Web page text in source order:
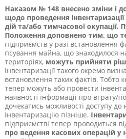
Наказом № 148 внесено зміни і
щодо проведення
дій та/або тимчасової окупації.
Положення доповнено тим, що
підприємств у разі встановлення
псування майна, що знаходилося
територіях, можуть прийняти
інвентаризації такого окремо
встановлення таких фактів. Тобто
тепер можуть або провести
наявності інформації про
дочекатись можливості доступу до
інвентаризацію пізніше.
підприємстві тепер проводиться
про ведення касових операцій у